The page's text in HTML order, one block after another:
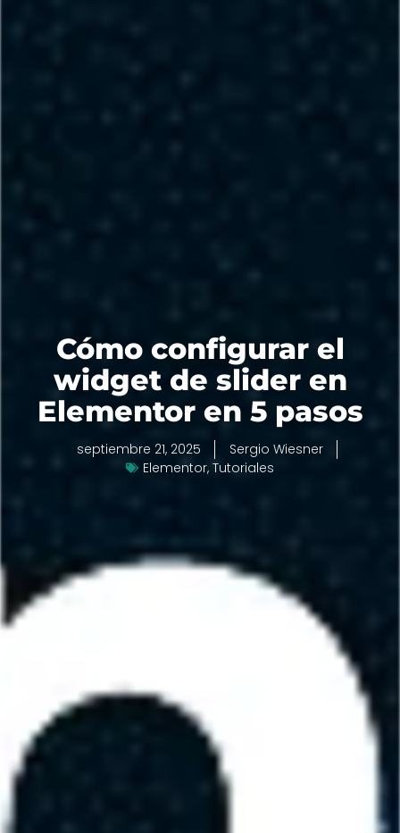
Cómo configurar el
widget de slider en
Elementor en 5 pasos
septiembre 21, 2025
Sergio Wiesner
Elementor, Tutoriales